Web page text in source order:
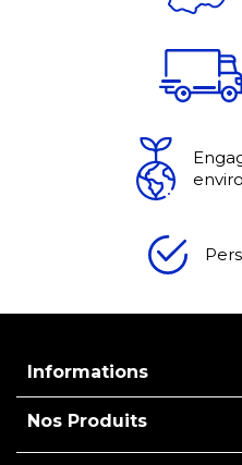
Informations
Nos Produits